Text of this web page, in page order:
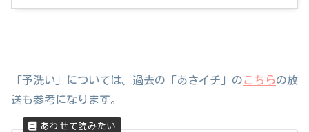
「予洗い」については、過去の「あさイチ」のこちらの放
送も参考になります。